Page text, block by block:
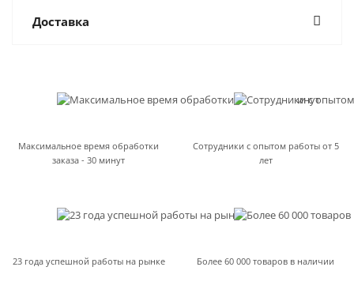
Доставка
Максимальное время обработки
заказа - 30 минут
Сотрудники с опытом работы от 5
лет
23 года успешной работы на рынке Более 60 000 товаров в наличии